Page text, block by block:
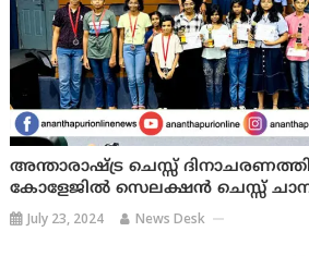
അന്താരാഷ്ട്ര ചെസ്സ്
കോളേജിൽ സെലക്ഷൻ ചെസ്സ്
July 23, 2024 News Desk